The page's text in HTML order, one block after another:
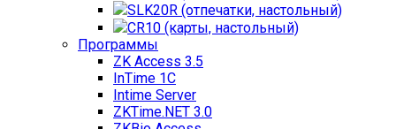
SLK20R (отпечатки, настольный)
CR10 (карты, настольный)
Программы
ZK Access 3.5
InTime 1С
Intime Server
ZKTime.NET 3.0